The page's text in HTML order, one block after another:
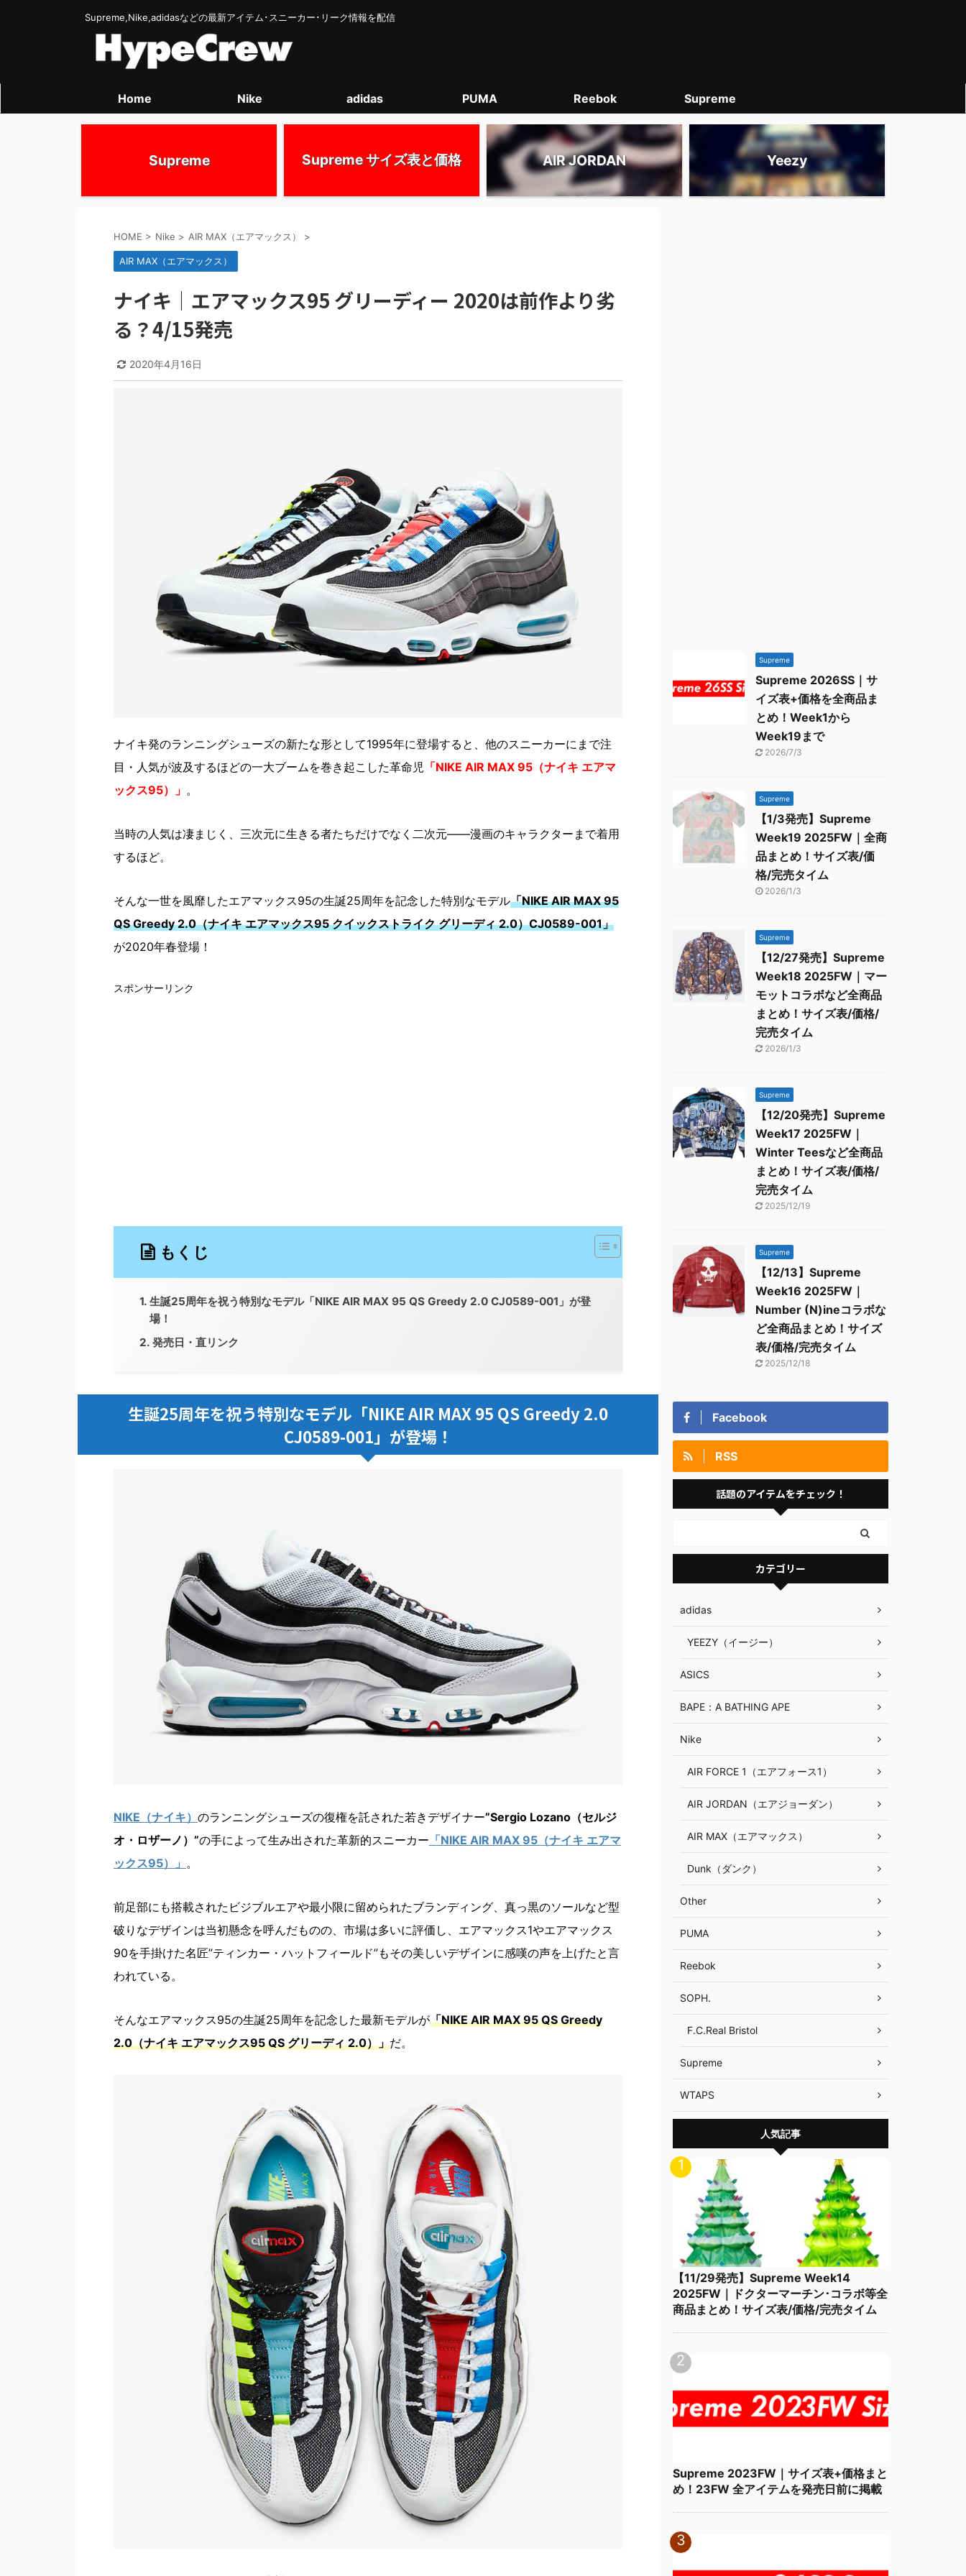
Supreme,Nike,adidasなどの最新アイテム･スニーカー･リーク情報を配信
Home Nike adidas PUMA Reebok Supreme
Supreme Supreme サイズ表と価格 AIR JORDAN Yeezy
HOME > Nike > AIR MAX（エアマックス） >
AIR MAX（エアマックス）
ナイキ｜エアマックス95 グリーディー 2020は前作より劣
る？4/15発売
2020年4月16日
ナイキ発のランニングシューズの新たな形として1995年に登場すると、他のスニーカーにまで注
目・人気が波及するほどの一大ブームを巻き起こした革命児 「NIKE AIR MAX 95（ナイキ エアマ
ックス95）」 。
当時の人気は凄まじく、三次元に生きる者たちだけでなく二次元――漫画のキャラクターまで着用
するほど。
そんな一世を風靡したエアマックス95の生誕25周年を記念した特別なモデル「NIKE AIR MAX 95
QS Greedy 2.0（ナイキ エアマックス95 クイックストライク グリーディ 2.0）CJ0589-001」
が2020年春登場！
スポンサーリンク
もくじ
生誕25周年を祝う特別なモデル「NIKE AIR MAX 95 QS Greedy 2.0 CJ0589-001」が登
場！
発売日・直リンク
生誕25周年を祝う特別なモデル「NIKE AIR MAX 95 QS Greedy 2.0
CJ0589-001」が登場！
NIKE（ナイキ） のランニングシューズの復権を託された若きデザイナー”Sergio Lozano（セルジ
オ・ロザーノ）”の手によって生み出された革新的スニーカー 「NIKE AIR MAX 95（ナイキ エアマ
ックス95）」 。
前足部にも搭載されたビジブルエアや最小限に留められたブランディング、真っ黒のソールなど型
破りなデザインは当初懸念を呼んだものの、市場は多いに評価し、エアマックス1やエアマックス
90を手掛けた名匠”ティンカー・ハットフィールド”もその美しいデザインに感嘆の声を上げたと言
われている。
そんなエアマックス95の生誕25周年を記念した最新モデルが「NIKE AIR MAX 95 QS Greedy
2.0（ナイキ エアマックス95 QS グリーディ 2.0）」だ。
Supreme
Supreme 2026SS｜サ
イズ表+価格を全商品ま
とめ！Week1から
Week19まで
2026/7/3
Supreme
【1/3発売】Supreme
Week19 2025FW｜全商
品まとめ！サイズ表/価
格/完売タイム
2026/1/3
Supreme
【12/27発売】Supreme
Week18 2025FW｜マー
モットコラボなど全商品
まとめ！サイズ表/価格/
完売タイム
2026/1/3
Supreme
【12/20発売】Supreme
Week17 2025FW｜
Winter Teesなど全商品
まとめ！サイズ表/価格/
完売タイム
2025/12/19
Supreme
【12/13】Supreme
Week16 2025FW｜
Number (N)ineコラボな
ど全商品まとめ！サイズ
表/価格/完売タイム
2025/12/18
Facebook
RSS
話題のアイテムをチェック！
カテゴリー
adidas
YEEZY（イージー）
ASICS
BAPE：A BATHING APE
Nike
AIR FORCE 1（エアフォース1）
AIR JORDAN（エアジョーダン）
AIR MAX（エアマックス）
Dunk（ダンク）
Other
PUMA
Reebok
SOPH.
F.C.Real Bristol
Supreme
WTAPS
人気記事
【11/29発売】Supreme Week14
2025FW｜ドクターマーチン･コラボ等全
商品まとめ！サイズ表/価格/完売タイム
Supreme 2023FW｜サイズ表+価格まと
め！23FW 全アイテムを発売日前に掲載